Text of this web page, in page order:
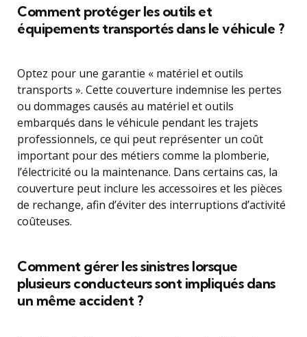
Comment protéger les outils et
équipements transportés dans le véhicule ?
Optez pour une garantie « matériel et outils
transports ». Cette couverture indemnise les pertes
ou dommages causés au matériel et outils
embarqués dans le véhicule pendant les trajets
professionnels, ce qui peut représenter un coût
important pour des métiers comme la plomberie,
l’électricité ou la maintenance. Dans certains cas, la
couverture peut inclure les accessoires et les pièces
de rechange, afin d’éviter des interruptions d’activité
coûteuses.
Comment gérer les sinistres lorsque
plusieurs conducteurs sont impliqués dans
un même accident ?